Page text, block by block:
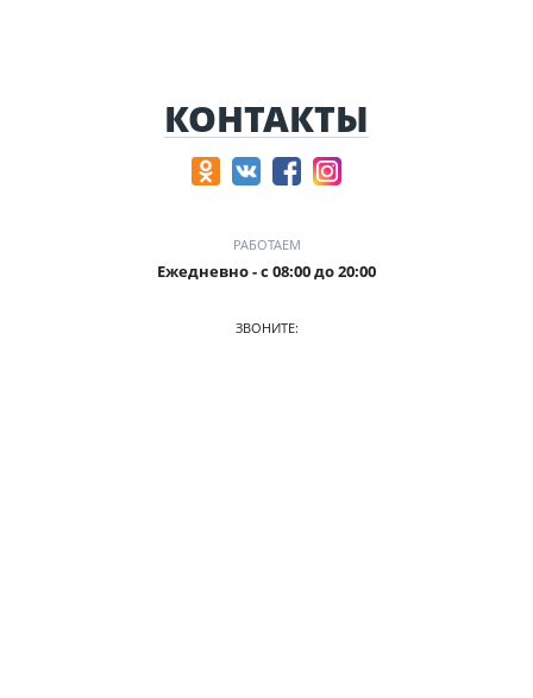
КОНТАКТЫ
РАБОТАЕМ
Ежедневно - с 08:00 до 20:00
ЗВОНИТЕ: